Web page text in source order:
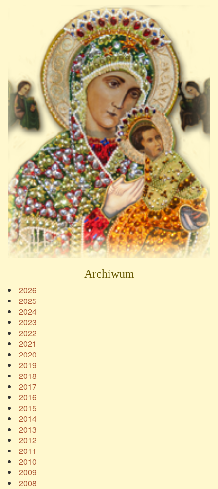
Archiwum
2026
2025
2024
2023
2022
2021
2020
2019
2018
2017
2016
2015
2014
2013
2012
2011
2010
2009
2008